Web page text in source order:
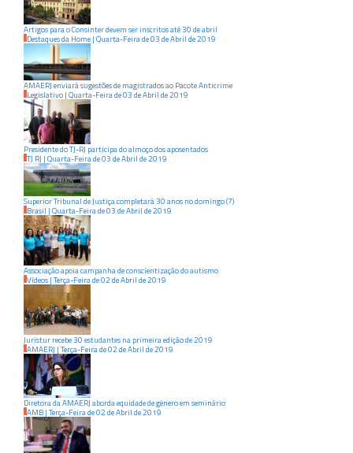
Artigos para o Consinter devem ser inscritos até 30 de abril
Destaques da Home | Quarta-Feirade03 deAbril de2019
AMAERJ enviará sugestões de magistrados ao Pacote Anticrime
Legislativo | Quarta-Feirade03 deAbril de2019
Presidente do TJ-RJ participa do almoço dos aposentados
TJ RJ | Quarta-Feirade03 deAbril de2019
Superior Tribunal de Justiça completará 30 anos no domingo (7)
Brasil | Quarta-Feirade03 deAbril de2019
Associação apoia campanha de conscientização do autismo
Vídeos | Terça-Feirade02 deAbril de2019
Juristur recebe 30 estudantes na primeira edição de 2019
AMAERJ | Terça-Feirade02 deAbril de2019
Diretora da AMAERJ aborda equidade de gênero em seminário
AMB | Terça-Feirade02 deAbril de2019